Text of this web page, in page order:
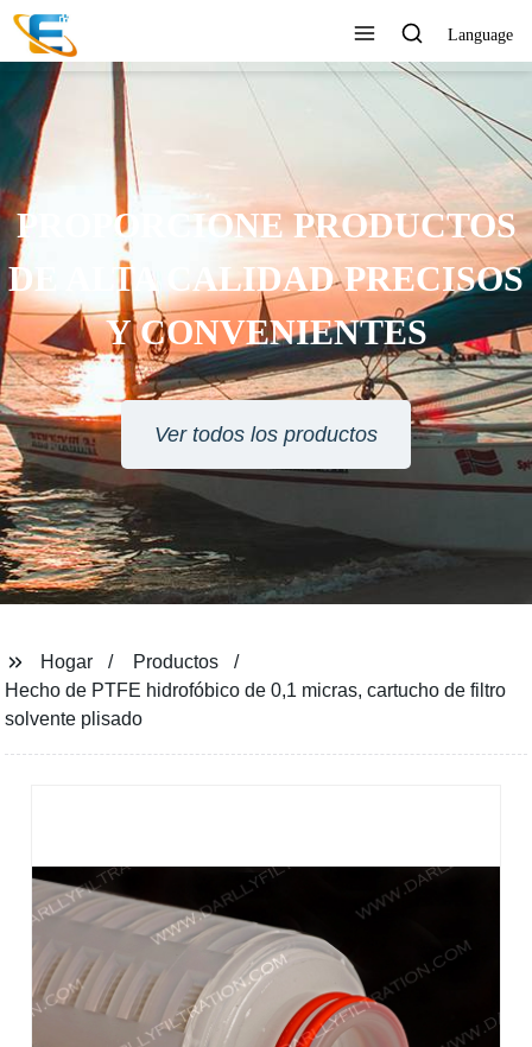
Language
PROPORCIONE PRODUCTOS
DE ALTA CALIDAD PRECISOS
Y CONVENIENTES
Ver todos los productos
Hogar
Productos
Hecho de PTFE hidrofóbico de 0,1 micras, cartucho de filtro
solvente plisado